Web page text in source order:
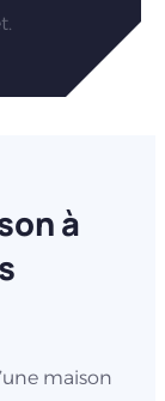
à
maison